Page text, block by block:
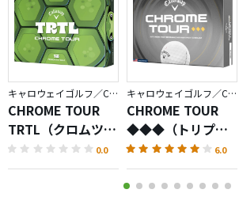
キャロウェイゴルフ／CHROME
CHROME TOUR
TRTL（クロムツア
ータートル）ボー
ル
0.0
キャロウェイゴルフ／CHROME
CHROME TOUR
◆◆◆（トリプル
ダイヤモンド）ボ
ール
6.0